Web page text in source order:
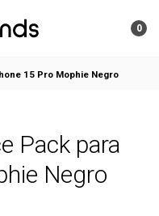
0
15 Pro Mophie Negro
Pack para
Negro